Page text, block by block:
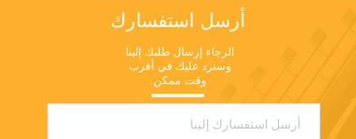
أرسل استفسارك
وقت ممكن.